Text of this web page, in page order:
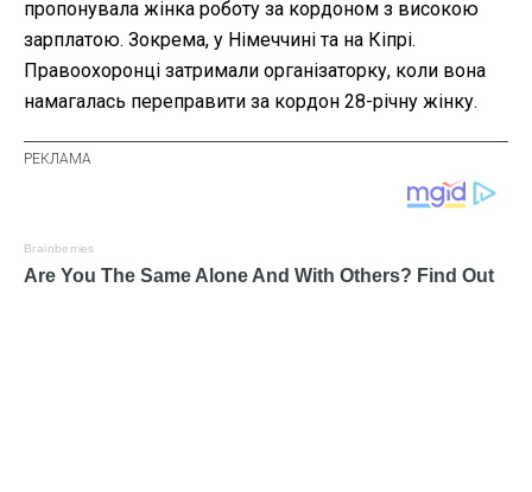
пропонувала жінка роботу за кордоном з високою
зарплатою. Зокрема, у Німеччині та на Кіпрі.
Правоохоронці затримали організаторку, коли вона
намагалась переправити за кордон 28-річну жінку.